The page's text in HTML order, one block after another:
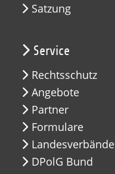
Satzung
Service
Rechtsschutz
Angebote
Partner
Formulare
Landesverbände
DPolG Bund